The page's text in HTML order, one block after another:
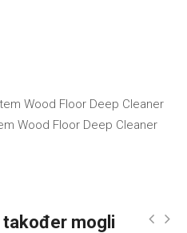
Wood Floor Deep Cleaner
Wood Floor Deep Cleaner
također mogli